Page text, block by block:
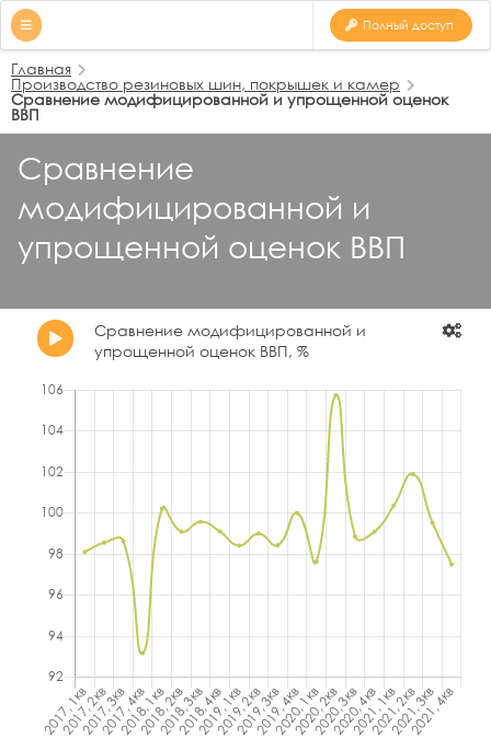
Полный доступ
Главная
Производство резиновых шин, покрышек и камер
Сравнение модифицированной и упрощенной оценок
ВВП
Сравнение
модифицированной и
упрощенной оценок ВВП
Сравнение модифицированной и
упрощенной оценок ВВП, %